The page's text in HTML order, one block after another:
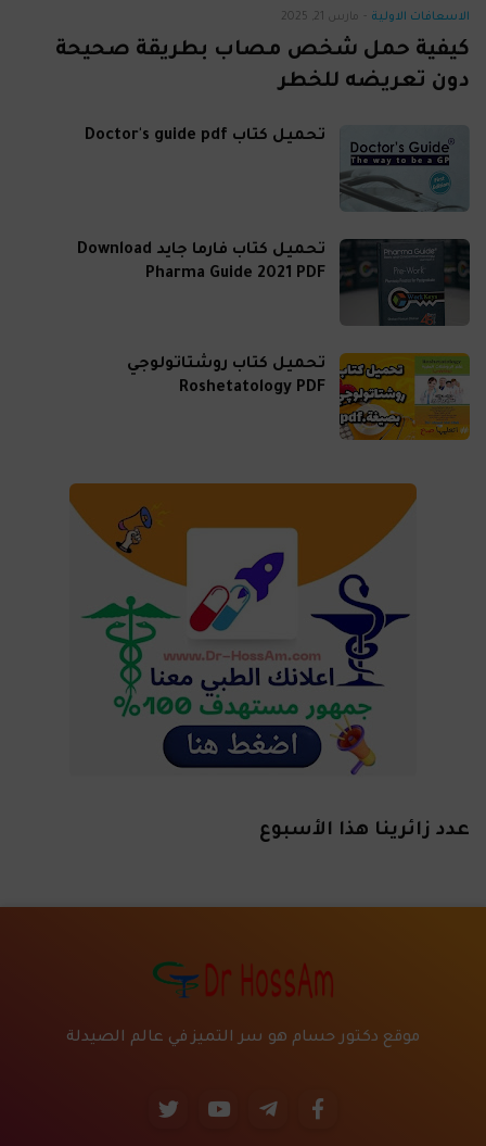
الاسعافات الاولية - مارس 21, 2025
كيفية حمل شخص مصاب بطريقة صحيحة
دون تعريضه للخطر
تحميل كتاب Doctor's guide pdf
تحميل كتاب فارما جايد Download
Pharma Guide 2021 PDF
تحميل كتاب روشتاتولوجي
Roshetatology PDF
عدد زائرينا هذا الأسبوع
موقع دكتور حسام هو سر التميز في عالم الصيدلة